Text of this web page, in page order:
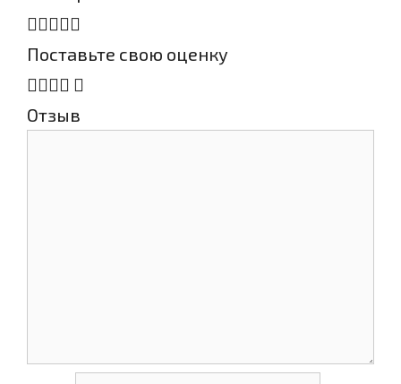
Поставьте свою оценку
Отзыв